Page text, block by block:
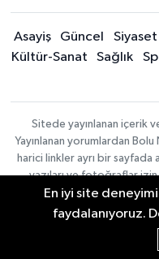
Asayiş Güncel Siyaset
Kültür-Sanat
Sağlık
Sitede yayınlanan içerik
Yayınlanan yorumlardan
harici linkler ayrı bir sayfada
yazıları ve fotoğraflar izin
herhangi bir
|
En iyi site
faydalanıyoruz.